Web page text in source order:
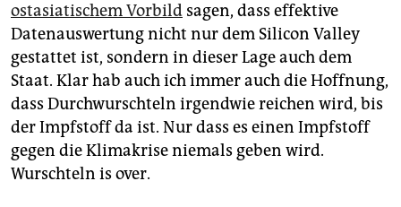
ostasiatischem Vorbild sagen, dass effektive
Datenauswertung nicht nur dem Silicon Valley
gestattet ist, sondern in dieser Lage auch dem
Staat. Klar hab auch ich immer auch die Hoffnung,
dass Durchwurschteln irgendwie reichen wird, bis
der Impfstoff da ist. Nur dass es einen Impfstoff
gegen die Klimakrise niemals geben wird.
Wurschteln is over.